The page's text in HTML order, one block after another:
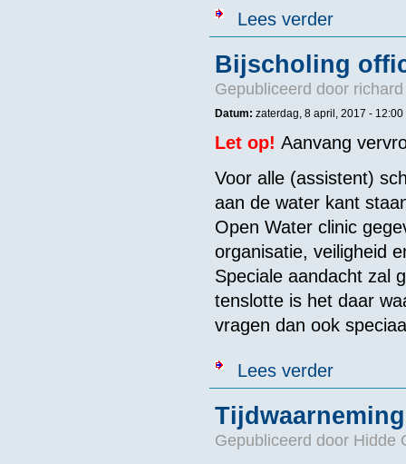
Lees verderover Jan van
Bijscholing
Gepubliceerd door
Datum: zaterdag, 8 april, 2017 - 12:00
Let op! Aanvang
Voor alle (assistent)
aan de water kant
Open Water clinic
organisatie, veiligheid
Speciale aandacht zal
tenslotte is het daar
vragen dan ook
Lees verderover
Gepubliceerd door Hidde